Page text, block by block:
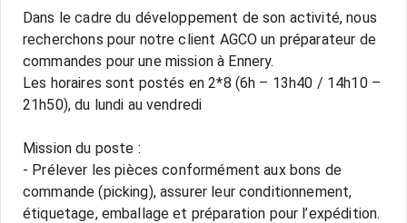
Dans le cadre du développement de son activité, nous
recherchons pour notre client AGCO un préparateur de
commandes pour une mission à Ennery.
Les horaires sont postés en 2*8 (6h – 13h40 / 14h10 –
21h50), du lundi au vendredi
Mission du poste :
- Prélever les pièces conformément aux bons de
commande (picking), assurer leur conditionnement,
étiquetage, emballage et préparation pour l’expédition.